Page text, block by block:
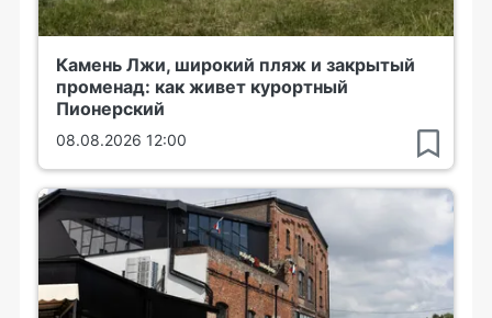
Камень Лжи, широкий пляж и закрытый
променад: как живет курортный
Пионерский
08.08.2026 12:00